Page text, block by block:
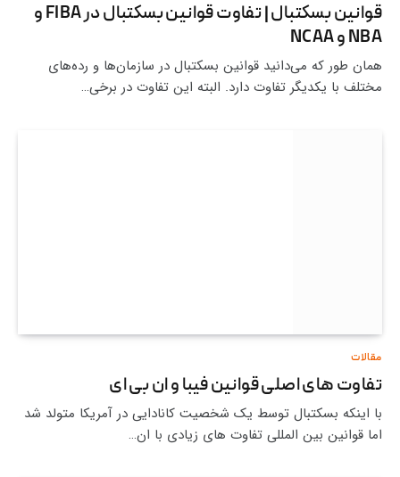
قوانین بسکتبال | تفاوت قوانین بسکتبال در FIBA و
NBA و NCAA
همان طور که می‌دانید قوانین بسکتبال در سازمان‌ها و رده‌های
مختلف با یکدیگر تفاوت دارد. البته این تفاوت در برخی…
مقالات
تفاوت های اصلی قوانین فیبا و ان بی ای
با اینکه بسکتبال توسط یک شخصیت کانادایی در آمریکا متولد شد
اما قوانین بین المللی تفاوت های زیادی با ان…